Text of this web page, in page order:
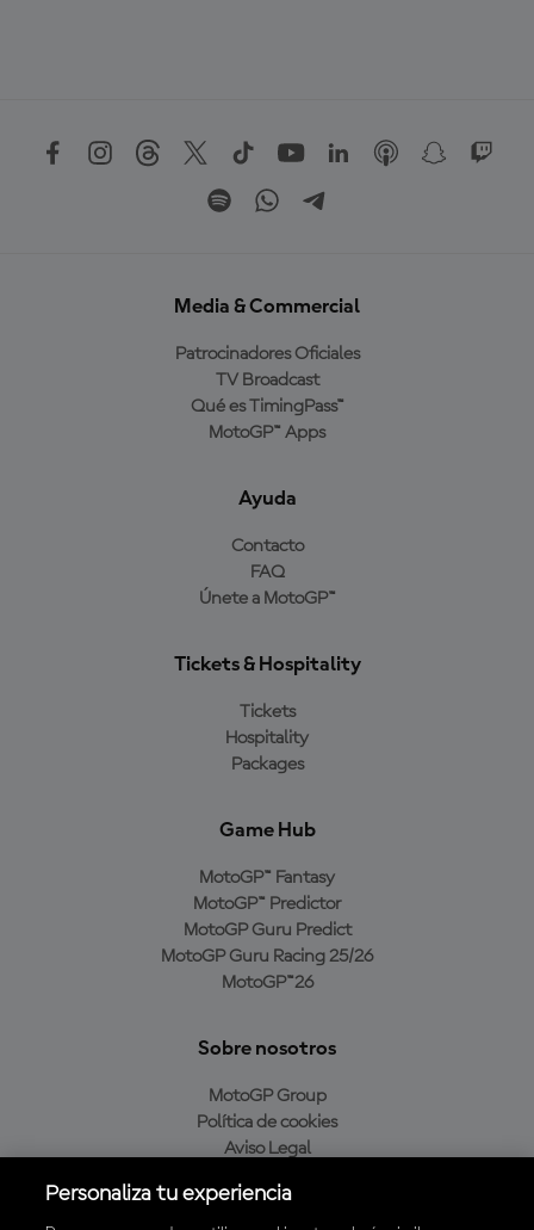
Media & Commercial
Patrocinadores Oficiales
TV Broadcast
Qué es TimingPass™
MotoGP™ Apps
Ayuda
Contacto
FAQ
Únete a MotoGP™
Tickets & Hospitality
Tickets
Hospitality
Packages
Game Hub
MotoGP™ Fantasy
MotoGP™ Predictor
MotoGP Guru Predict
MotoGP Guru Racing 25/26
MotoGP™26
Sobre nosotros
MotoGP Group
Política de cookies
Aviso Legal
Política de compra
Personaliza tu experiencia